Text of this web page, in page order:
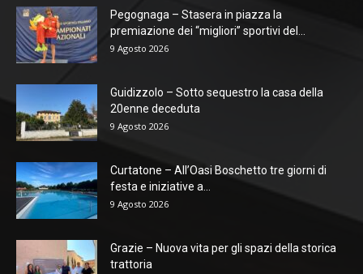
Pegognaga – Stasera in piazza la
premiazione dei “migliori” sportivi del...
9 Agosto 2026
Guidizzolo – Sotto sequestro la casa della
20enne deceduta
9 Agosto 2026
Curtatone – All’Oasi Boschetto tre giorni di
festa e iniziative a...
9 Agosto 2026
Grazie – Nuova vita per gli spazi della storica
trattoria